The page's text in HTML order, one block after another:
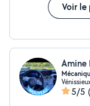
Voir le
Amine
5/5